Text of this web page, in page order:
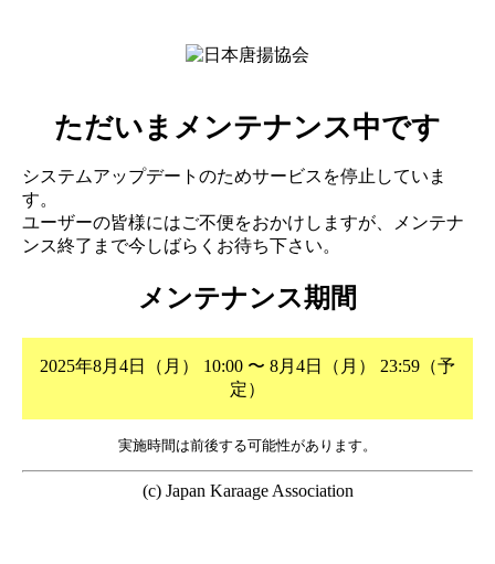
ただいまメンテナンス中です
システムアップデートのためサービスを停止していま
す。
ユーザーの皆様にはご不便をおかけしますが、メンテナ
ンス終了まで今しばらくお待ち下さい。
メンテナンス期間
2025年8月4日（月） 10:00 〜 8月4日（月） 23:59（予
定）
実施時間は前後する可能性があります。
(c) Japan Karaage Association